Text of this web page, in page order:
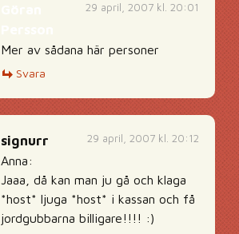
29 april, 2007 kl. 20:01
Mer av sådana här personer
Svara
29 april, 2007 kl. 20:12
signurr
Anna:
Jaaa, då kan man ju gå och klaga
*host* ljuga *host* i kassan och få
jordgubbarna billigare!!!! :)